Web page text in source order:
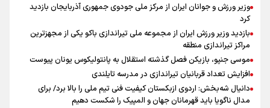
وزیر ورزش و جوانان ایران از مرکز ملی جودوی جمهوری آذربایجان بازدید
کرد
بازدید وزیر ورزش ایران از مجموعه ملی تیراندازی باکو یکی از مجهزترین
مراکز تیراندازی منطقه
موسی جنپو، بازیکن فصل گذشته استقلال به پانتولیکوس یونان پیوست
افزایش تعداد قربانیان تیراندازی در مدرسه تایلندی
دانیال شه‌بخش: اردوی ازبکستان کیفیت فنی تیم ملی را بالا برد/ برای
مدال ناگویا باید قهرمانان جهان و المپیک را شکست دهیم